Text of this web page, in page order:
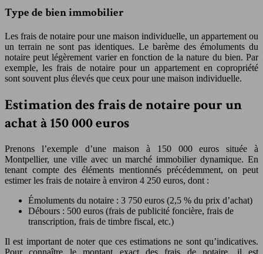
Type de bien immobilier
Les frais de notaire pour une maison individuelle, un appartement ou
un terrain ne sont pas identiques. Le barème des émoluments du
notaire peut légèrement varier en fonction de la nature du bien. Par
exemple, les frais de notaire pour un appartement en copropriété
sont souvent plus élevés que ceux pour une maison individuelle.
Estimation des frais de notaire pour un
achat à 150 000 euros
Prenons l’exemple d’une maison à 150 000 euros située à
Montpellier, une ville avec un marché immobilier dynamique. En
tenant compte des éléments mentionnés précédemment, on peut
estimer les frais de notaire à environ 4 250 euros, dont :
Émoluments du notaire : 3 750 euros (2,5 % du prix d’achat)
Débours : 500 euros (frais de publicité foncière, frais de
transcription, frais de timbre fiscal, etc.)
Il est important de noter que ces estimations ne sont qu’indicatives.
Pour connaître le montant exact des frais de notaire, il est